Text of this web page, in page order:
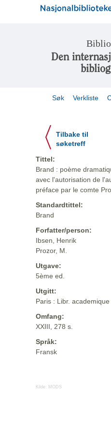
Den
Søk Verkliste
Tilbake til
søketreff
Tittel:
Brand : poème
avec l'autorisation de
préface par le comte
Standardtittel:
Brand
Forfatter/person:
Ibsen, Henrik
Prozor, M.
Utgave:
5ème ed.
Utgitt:
Paris : Libr.
Omfang:
XXIII, 278 s.
Språk:
Fransk
Kilde: MODS